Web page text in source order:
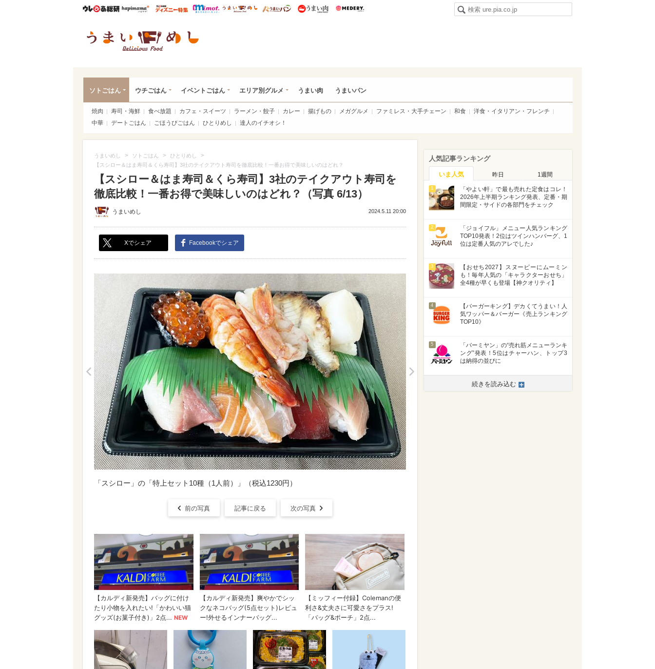
ウレぴあ総研ハピママ* ウレぴあ総研 ディズニー特集
mimot. うまいめし うまいパン うまい肉
ソトごはん ウチごはん イベントごはん エリア別グルメ うまい肉 うまいパン
焼肉 寿司・海鮮 食べ放題 カフェ・スイーツ ラーメン・餃子 カレー 揚げもの メガグルメ ファミレス・大手チェーン 和食
洋食・イタリアン・フレンチ
中華
デートごはん ごほうびごはん ひとりめし 達人のイチオシ！
うまいめし > ソトごはん > ひとりめし >
【スシロー＆はま寿司＆くら寿司】3社のテイクアウト寿司を徹底比較！一番お得で美味しいのはどれ？
【スシロー＆はま寿司＆くら寿司】3社のテイクアウト寿司を
徹底比較！一番お得で美味しいのはどれ？（写真 6/13）
うまいめし 2024.5.11 20:00
Xでシェア Facebookでシェア
「スシロー」の「特上セット10種（1人前）」（税込1230円）
前の写真 記事に戻る 次の写真
人気記事ランキング
いま人気 昨日 1週間
1
「やよい軒」で最も売れた定食はコレ！
2026年上半期ランキング発表、定番・期
間限定・サイドの各部門をチェック
2
「ジョイフル」メニュー人気ランキング
TOP10発表！2位はツインハンバーグ、1
位は定番人気のアレでした♪
3
【おせち2027】スヌーピーにムーミン
も！毎年人気の「キャラクターおせち」
全4種が早くも登場【神クオリティ】
4
【バーガーキング】デカくてうまい！人
気ワッパー＆バーガー《売上ランキング
TOP10》
5
「バーミヤン」の“売れ筋メニューランキ
ング”発表！5位はチャーハン、トップ3
は納得の並びに
続きを読み込む